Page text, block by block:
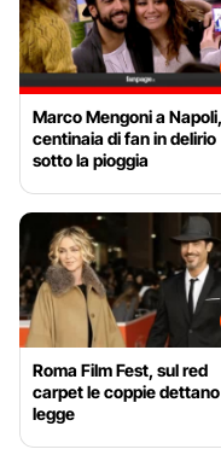
Marco Mengoni a Napoli,
centinaia di fan in delirio
sotto la pioggia
Roma Film Fest, sul red
carpet le coppie dettano
legge